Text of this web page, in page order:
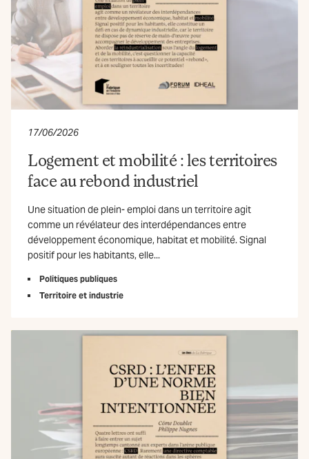
17/06/2026
Logement et mobilité : les territoires
face au rebond industriel
Une situation de plein- emploi dans un territoire agit
comme un révélateur des interdépendances entre
développement économique, habitat et mobilité. Signal
positif pour les habitants, elle...
Politiques publiques
Territoire et industrie